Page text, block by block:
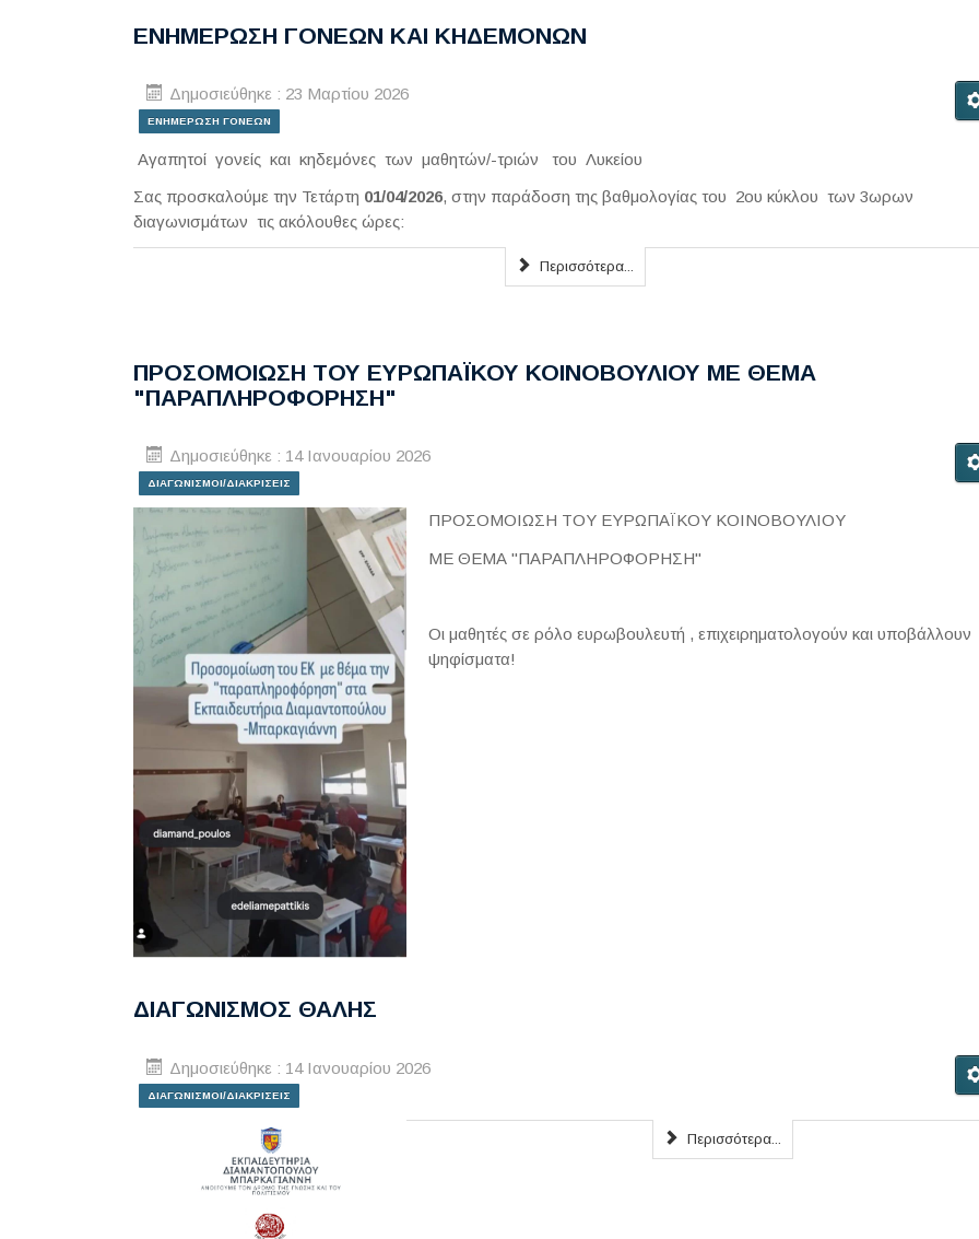
ΕΝΗΜΕΡΩΣΗ ΓΟΝΕΩΝ ΚΑΙ ΚΗΔΕΜΟΝΩΝ
Δημοσιεύθηκε : 23 Μαρτίου 2026
ΕΝΗΜΕΡΩΣΗ ΓΟΝΕΩΝ
Αγαπητοί γονείς και κηδεμόνες των μαθητών/-τριών του Λυκείου
Σας προσκαλούμε την Τετάρτη 01/04/2026, στην παράδοση της βαθμολογίας του 2ου κύκλου των 3ωρων
διαγωνισμάτων τις ακόλουθες ώρες:
Περισσότερα...
ΠΡΟΣΟΜΟΙΩΣΗ ΤΟΥ ΕΥΡΩΠΑΪΚΟΥ ΚΟΙΝΟΒΟΥΛΙΟΥ ΜΕ ΘΕΜΑ
"ΠΑΡΑΠΛΗΡΟΦΟΡΗΣΗ"
Δημοσιεύθηκε : 14 Ιανουαρίου 2026
ΔΙΑΓΩΝΙΣΜΟΙ/ΔΙΑΚΡΙΣΕΙΣ
ΠΡΟΣΟΜΟΙΩΣΗ ΤΟΥ ΕΥΡΩΠΑΪΚΟΥ ΚΟΙΝΟΒΟΥΛΙΟΥ
ΜΕ ΘΕΜΑ "ΠΑΡΑΠΛΗΡΟΦΟΡΗΣΗ"
Οι μαθητές σε ρόλο ευρωβουλευτή , επιχειρηματολογούν και υποβάλλουν
ψηφίσματα!
ΔΙΑΓΩΝΙΣΜΟΣ ΘΑΛΗΣ
Δημοσιεύθηκε : 14 Ιανουαρίου 2026
ΔΙΑΓΩΝΙΣΜΟΙ/ΔΙΑΚΡΙΣΕΙΣ
Περισσότερα...